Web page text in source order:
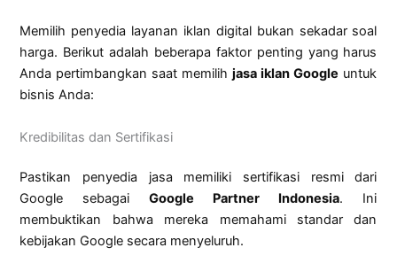
Memilih penyedia layanan iklan digital bukan sekadar soal
harga. Berikut adalah beberapa faktor penting yang harus
Anda pertimbangkan saat memilihjasa iklan Google untuk
bisnis Anda:
Kredibilitas dan Sertifikasi
Pastikan penyedia jasa memiliki sertifikasi resmi dari
Google sebagaiGoogle Partner Indonesia. Ini
membuktikan bahwa mereka memahami standar dan
kebijakan Google secara menyeluruh.